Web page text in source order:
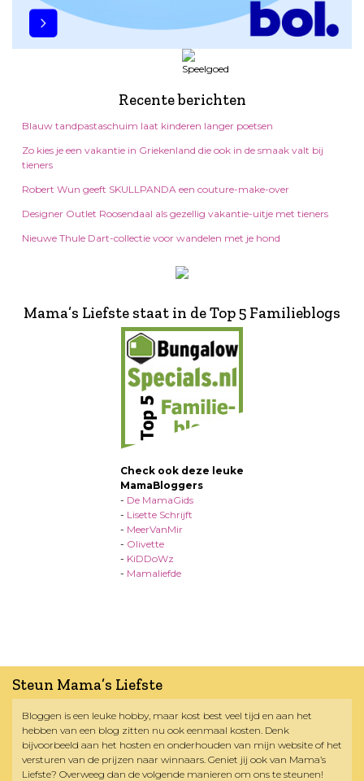
Recente berichten
Blauw tandpastaschuim laat kinderen langer poetsen
Zo kies je een vakantie in Griekenland die ook in de smaak valt bij
tieners
Robert Wun geeft SKULLPANDA een couture-make-over
Designer Outlet Roosendaal als gezellig vakantie-uitje met tieners
Nieuwe Thule Dart-collectie voor wandelen met je hond
Mama’s Liefste staat in de Top 5 Familieblogs
Check ook deze leuke
MamaBloggers
- De MamaGids
- Lisette Schrijft
- MeerVanMir
- Olivette
- KiDDoWz
- Mamaliefde
Steun Mama’s Liefste
Bloggen is een leuke hobby, maar kost best veel tijd en aan het
hebben van een blog zitten nu ook eenmaal kosten. Denk
bijvoorbeeld aan het hosten en onderhouden van mijn website of het
versturen van de prijzen naar winnaars. Geniet jij ook van Mama’s
Liefste? Overweeg dan de volgende manieren om ons te steunen!